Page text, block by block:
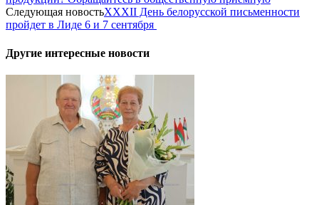
Следующая новостьXXXII День белорусской письменности
пройдет в Лиде 6 и 7 сентября
Другие интересные новости